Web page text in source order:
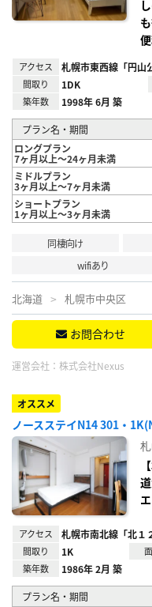
アクセス 札幌市東西線「円山
間取り 1DK
築年数 1998年 6月 築
プラン名・期間
ロングプラン
7ヶ月以上～24ヶ月未満
ミドルプラン
3ヶ月以上～7ヶ月未満
ショートプラン
1ヶ月以上～3ヶ月未満
同棲向け
wifiあり
北海道 札幌市中央区
お問合わせ
運営会社： 株式会社Nexus
オススメ
ノースステイN14 301・
アクセス 札幌市南北線「北１
間取り 1K
築年数 1986年 2月 築
プラン名・期間